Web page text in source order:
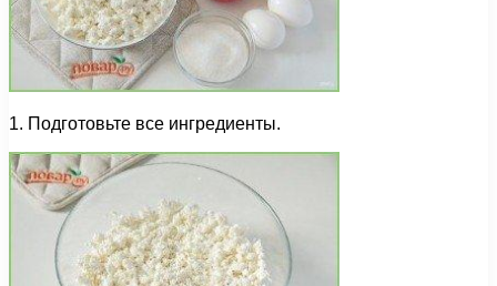
1. Подготовьте все ингредиенты.